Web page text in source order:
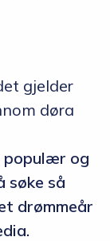
gjelder
døra
populær og
søke så
drømmeår